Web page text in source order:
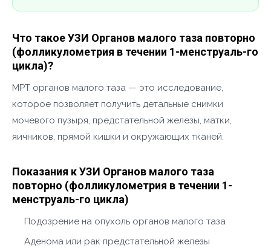
Что такое УЗИ Органов малого таза повторно
(фолликулометрия в течении 1-менструаль-го
цикла)?
МРТ органов малого таза — это исследование,
которое позволяет получить детальные снимки
мочевого пузыря, предстательной железы, матки,
яичников, прямой кишки и окружающих тканей.
Показания к УЗИ Органов малого таза
повторно (фолликулометрия в течении 1-
менструаль-го цикла)
Подозрение на опухоль органов малого таза
Аденома или рак предстательной железы